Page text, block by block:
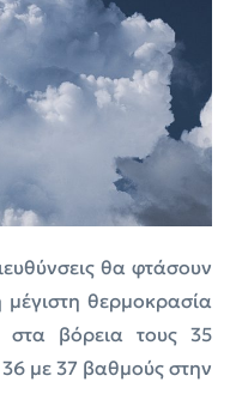
θα φτάσουν
θερμοκρασία
στα βόρεια τους 35
με 37 βαθμούς στην